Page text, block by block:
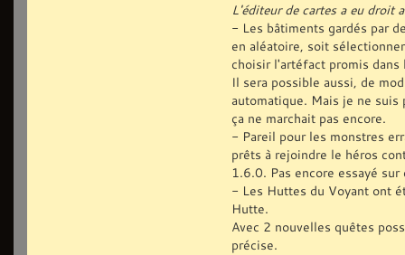
L'éditeur de cartes a eu droit
- Les bâtiments gardés par
en aléatoire, soit
choisir l'artéfact promis dans
Il sera possible aussi, de
automatique. Mais je ne
ça ne marchait pas encore.
- Pareil pour les monstres
prêts à rejoindre le héros
1.6.0. Pas encore essayé
- Les Huttes du Voyant ont
Hutte.
Avec 2 nouvelles quêtes
précise.